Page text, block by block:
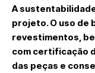
A
projeto. O uso de
revestimentos,
com certificação
das peças e